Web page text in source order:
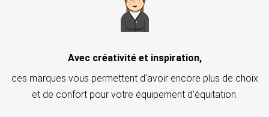
Avec créativité et inspiration,
ces marques vous permettent d'avoir encore plus de choix
et de confort pour votre équipement d'équitation.